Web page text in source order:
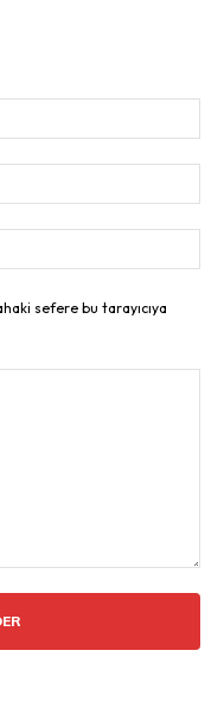
sefere bu tarayıcıya